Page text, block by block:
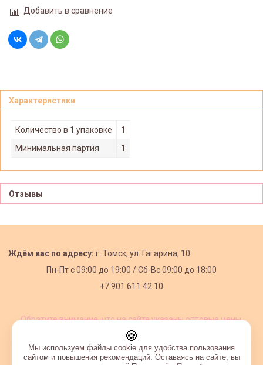
Добавить в сравнение
Характеристики
Количество в 1 упаковке
1
Минимальная партия
1
Отзывы
Ждём вас по адресу: г. Томск, ул. Гагарина, 10
Пн-Пт с09:00 до 19:00 /Сб-Вс 09:00 до 18:00
+7 901 611 42 10
Обратите внимание, что на сайте указаны оптовые цены,
🍪
Мы используем файлы cookie для удобства пользования
сайтом и повышения рекомендаций. Оставаясь на сайте, вы